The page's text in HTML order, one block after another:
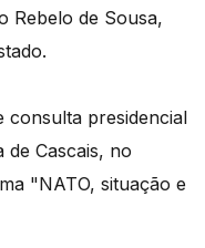
Rebelo de Sousa,
consulta presidencial
de Cascais, no
"NATO, situação e